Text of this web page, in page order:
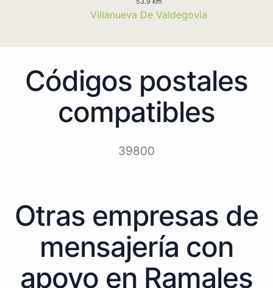
Villanueva De Valdegovia
Códigos postales
compatibles
39800
Otras empresas de
mensajería con
apoyo en Ramales